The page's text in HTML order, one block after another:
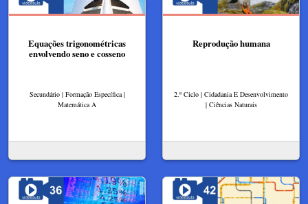
Equações trigonométricas
envolvendo seno e cosseno
Secundário | Formação Específica |
Matemática A
Reprodução humana
2.º Ciclo | Cidadania E Desenvolvimento
| Ciências Naturais